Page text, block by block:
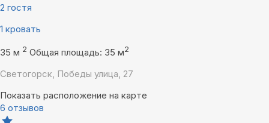
2 гостя
1 кровать
35 м 2 Общая площадь: 35 м2
Светогорск, Победы улица, 27
Показать расположение на карте
6 отзывов